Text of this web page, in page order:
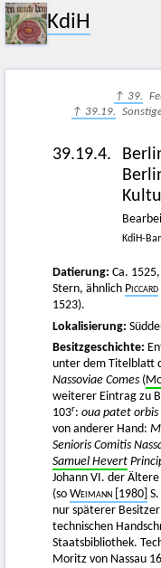
KdiH
↑ 39.
↑ 39.19.
39.19.4.
KdiH-
Datierung: Ca.
Stern, ähnlich Piccard
1523).
Lokalisierung:
Besitzgeschichte:
unter dem Titelblatt
Nassoviae Comes (
weiterer Eintrag zu
103r: oua patet orbis
von anderer Hand:
Senioris Comitis
Samuel Hevert
Johann VI. der
(so Weimann [1980]
nur späterer
technischen
Staatsbibliothek.
Moritz von Nassau